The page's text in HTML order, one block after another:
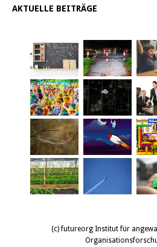
AKTUELLE BEITRÄGE
(c) futureorg Institut für